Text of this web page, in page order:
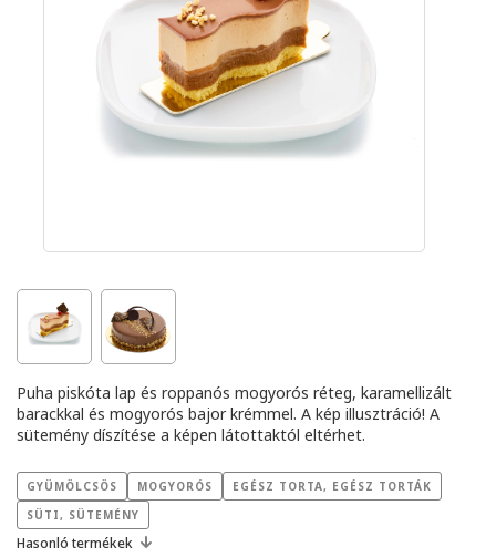
Puha piskóta lap és roppanós mogyorós réteg, karamellizált
barackkal és mogyorós bajor krémmel. A kép illusztráció! A
sütemény díszítése a képen látottaktól eltérhet.
GYÜMÖLCSÖS MOGYORÓS
EGÉSZ TORTA, EGÉSZ TORTÁK
SÜTI, SÜTEMÉNY
Hasonló termékek